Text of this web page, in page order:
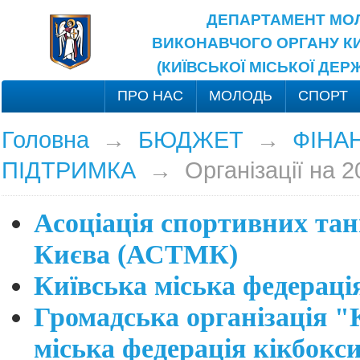
ДЕПАРТАМЕНТ
ВИКОНАВЧОГО ОРГАНУ
(КИЇВСЬКОЇ МІСЬКОЇ
ПРО НАС МОЛОДЬ СПОРТ
Головна→ БЮДЖЕТ →
ПІДТРИМКА→ Організації на
Асоціація спортивних
Києва (АСТМК)
Київська міська
Громадська організація
міська федерація